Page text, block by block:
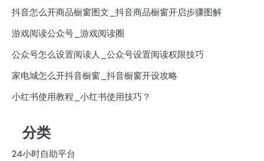
抖音怎么开商品橱窗图文_抖音商品橱窗开启步骤图解
游戏阅读公众号_游戏阅读圈
公众号怎么设置阅读人_公众号设置阅读权限技巧
家电城怎么开抖音橱窗_抖音橱窗开设攻略
小红书使用教程_小红书使用技巧？
分类
24小时自助平台